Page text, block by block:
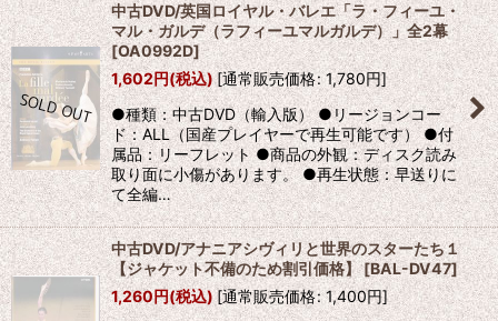
中古DVD/英国ロイヤル・バレエ「ラ・フィーユ・
マル・ガルデ（ラフィーユマルガルデ）」全2幕
[OA0992D]
1,602円(税込)[通常販売価格: 1,780円]
●種類：中古DVD（輸入版） ●リージョンコー
ド：ALL（国産プレイヤーで再生可能です） ●付
属品：リーフレット ●商品の外観：ディスク読み
取り面に小傷があります。 ●再生状態：早送りに
て全編…
中古DVD/アナニアシヴィリと世界のスターたち１
【ジャケット不備のため割引価格】[BAL-DV47]
1,260円(税込) [通常販売価格: 1,400円]